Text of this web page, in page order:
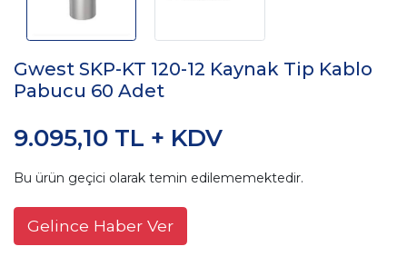
Gwest SKP-KT 120-12 Kaynak Tip Kablo
Pabucu 60 Adet
9.095,10 TL + KDV
Bu ürün geçici olarak temin edilememektedir.
Gelince Haber Ver